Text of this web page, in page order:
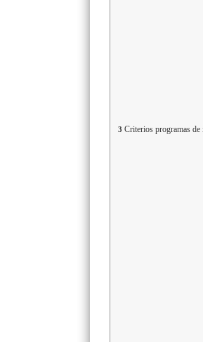
3 Criterios programas de